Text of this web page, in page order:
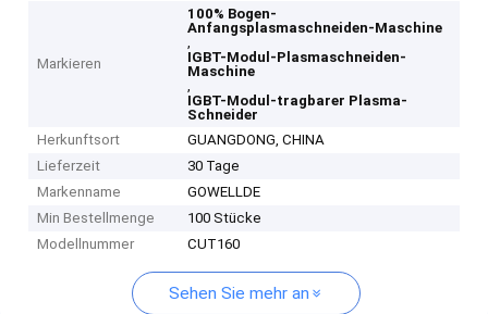
Markieren
100% Bogen-
Anfangsplasmaschneiden-Maschine
,
IGBT-Modul-Plasmaschneiden-
Maschine
,
IGBT-Modul-tragbarer Plasma-
Schneider
Herkunftsort
GUANGDONG, CHINA
Lieferzeit
30 Tage
Markenname
GOWELLDE
Min Bestellmenge
100 Stücke
Modellnummer
CUT160
Sehen Sie mehr an